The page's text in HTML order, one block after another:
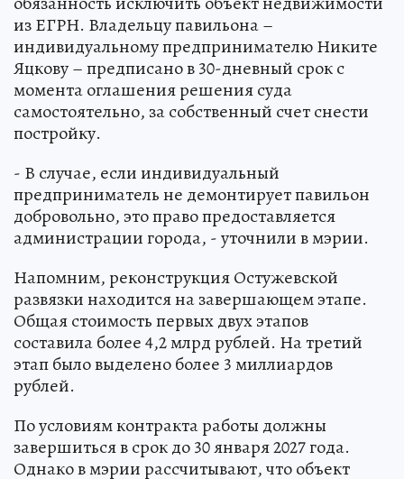
из ЕГРН. Владельцу павильона –
индивидуальному предпринимателю Никите
Яцкову – предписано в 30-дневный срок с
момента оглашения решения суда
самостоятельно, за собственный счет снести
постройку.
- В случае, если индивидуальный
предприниматель не демонтирует павильон
добровольно, это право предоставляется
администрации города, - уточнили в мэрии.
Напомним, реконструкция Остужевской
развязки находится на завершающем этапе.
Общая стоимость первых двух этапов
составила более 4,2 млрд рублей. На третий
этап было выделено более 3 миллиардов
рублей.
По условиям контракта работы должны
завершиться в срок до 30 января 2027 года.
Однако в мэрии рассчитывают, что объект